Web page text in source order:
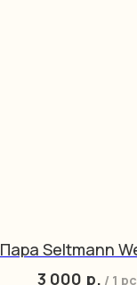
Пара Seltmann
3 000 р. / 1 pc